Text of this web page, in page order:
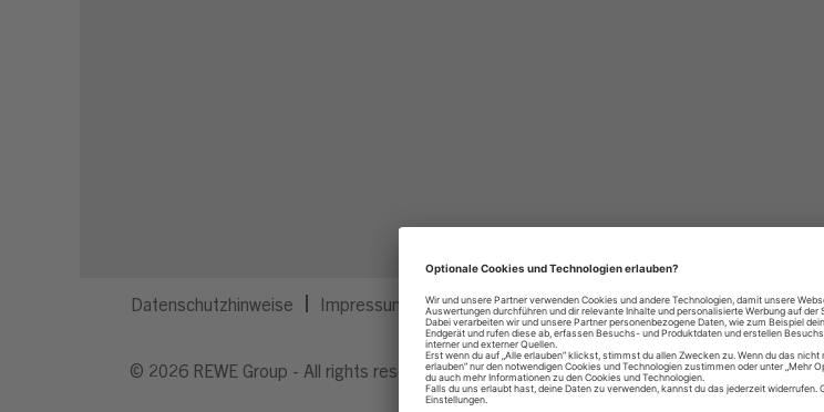
Datenschutzhinweise Impressum Privatsphäre-Einstellungen
© 2026 REWE Group - All rights reserved